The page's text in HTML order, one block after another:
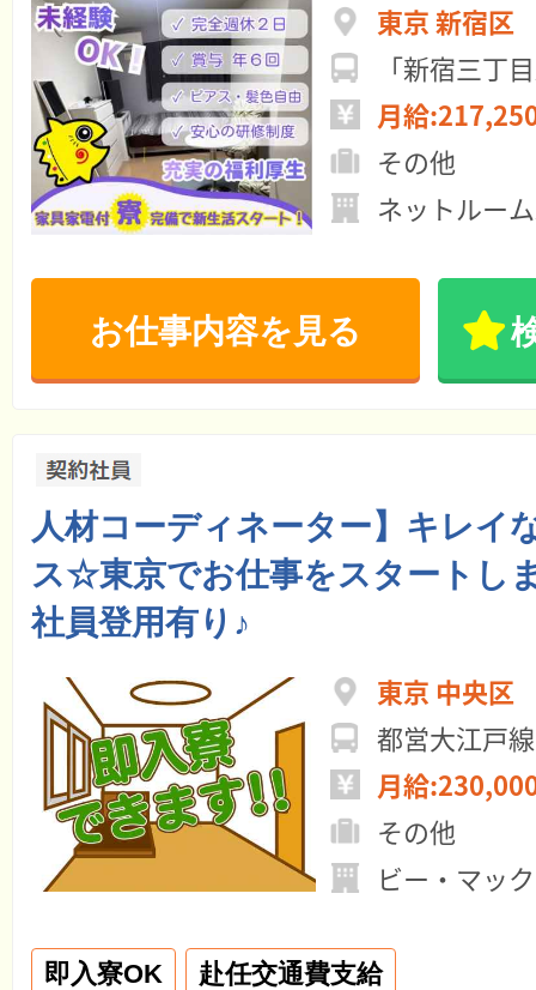
東京 新宿区
「新宿三丁
月給
その他
ネットルー
お仕事内容を見る
人材コーディネーター】キレイ
ス☆東京でお仕事をスタートし
社員登用有り♪
東京 中央区
都営大江戸
月給
その他
ビー・マッ
即入寮OK 赴任交通費支給